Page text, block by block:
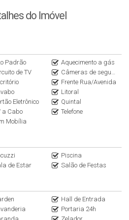
Robson Nascimento
integrada à sala de jantar
pensado para oferecer
monitorada
para festas e eventos
cuidados
do centro de Florianópolis, com
é um bairro nobre e
Oferece tranquilidade, segurança e
do Imóvel
Padrão
Aquecimento a gás
de TV
Câmeras de segurança
Frente Rua/Avenida
Litoral
Eletrônico
Quintal
a Cabo
Telefone
Mobília
Piscina
de Estar Salão de Festas
Hall de Entrada
Portaria 24h